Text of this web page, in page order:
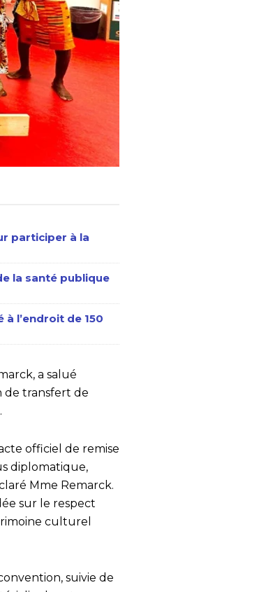
participer à la
la santé publique
l’endroit de 150
a salué
de transfert de
officiel de remise
diplomatique,
Mme Remarck.
sur le respect
culturel
suivie de